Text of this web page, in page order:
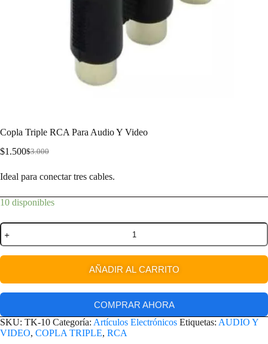
Copla Triple RCA Para Audio Y Video
$3.000
$1.500
Ideal para conectar tres cables.
10 disponibles
AÑADIR AL CARRITO
COMPRAR AHORA
SKU: TK-10 Categoría: Artículos Electrónicos Etiquetas: AUDIO Y
VIDEO, COPLA TRIPLE, RCA